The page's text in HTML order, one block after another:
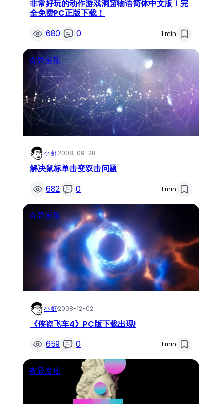
非常好玩的动作游戏洞窟物语简体中文版！完
全免费PC正版下载！
680
0 1 min
奇异发现
小 虾·2008-09-28
解决鼠标单击变双击问题
682
0 1 min
奇异发现
小 虾·2008-12-02
《侠盗飞车4》PC版下载出现!
659
0 1 min
奇异发现